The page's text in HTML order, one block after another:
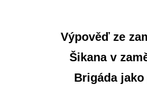
Výpověď ze
Šikana v
Brigáda jako